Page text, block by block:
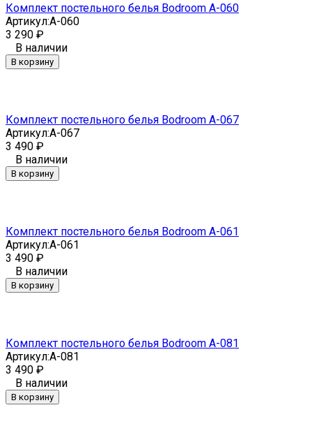
Комплект постельного белья Bodroom A-060
Артикул:A-060
3 290 ₽
В наличии
В корзину
Комплект постельного белья Bodroom A-067
Артикул:A-067
3 490 ₽
В наличии
В корзину
Комплект постельного белья Bodroom A-061
Артикул:A-061
3 490 ₽
В наличии
В корзину
Комплект постельного белья Bodroom A-081
Артикул:A-081
3 490 ₽
В наличии
В корзину